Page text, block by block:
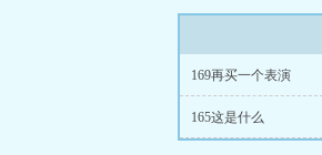
169再买一个表演
165这是什么